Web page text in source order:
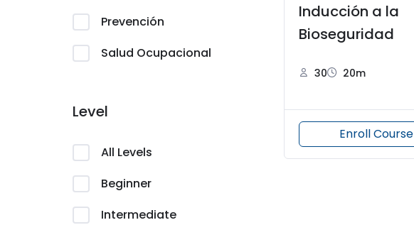
Prevención
Salud Ocupacional
Level
All Levels
Beginner
Intermediate
Inducción a la
Bioseguridad
30 20m
Enroll Course